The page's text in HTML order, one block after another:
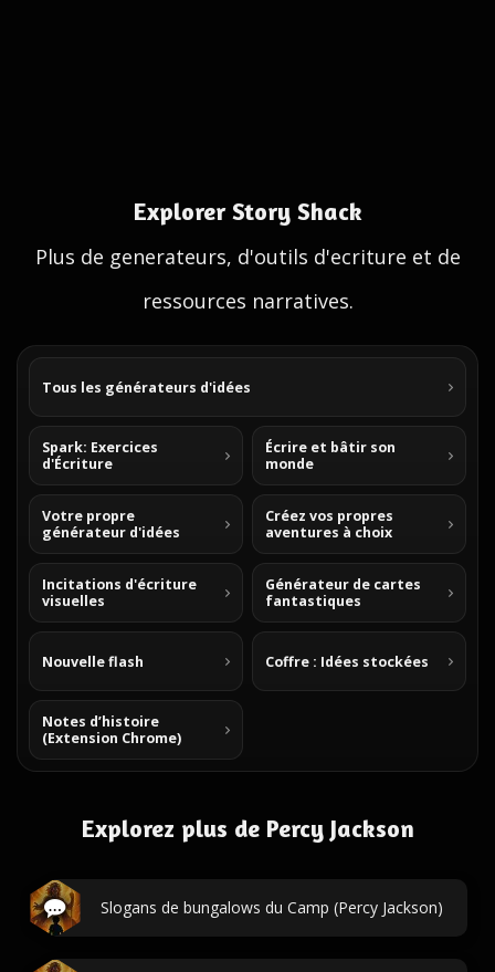
Explorer Story Shack
Plus de generateurs, d'outils d'ecriture et de
ressources narratives.
Tous les générateurs d'idées
Spark: Exercices
d'Écriture
Écrire et bâtir son
monde
Votre propre
générateur d'idées
Créez vos propres
aventures à choix
Incitations d'écriture
visuelles
Générateur de cartes
fantastiques
Nouvelle flash Coffre : Idées stockées
Notes d’histoire
(Extension Chrome)
Explorez plus de Percy Jackson
Slogans de bungalows du Camp (Percy Jackson)